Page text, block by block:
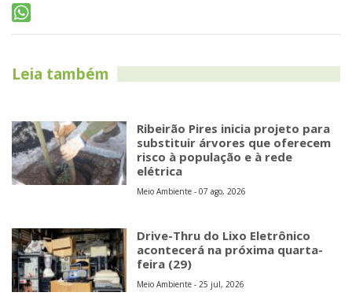
Leia também
Ribeirão Pires inicia projeto para
substituir árvores que oferecem
risco à população e à rede
elétrica
Meio Ambiente - 07 ago, 2026
Drive-Thru do Lixo Eletrônico
acontecerá na próxima quarta-
feira (29)
Meio Ambiente - 25 jul, 2026